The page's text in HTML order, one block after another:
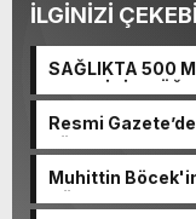
İLGİNİZİ
SAĞLIKTA 500
KAÇIŞ İÇİN
Resmi
görevden alındı!
Muhittin
Gözaltı Kararı!